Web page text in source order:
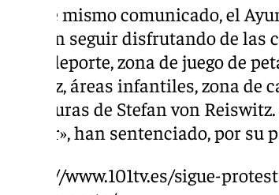
En ese mismo comunicado, el
pueden seguir disfrutando de
multideporte, zona de juego de
ajedrez, áreas infantiles, zona de
esculturas de Stefan von
pasear», han sentenciado, por su
https://www.101tv.es/sigue-